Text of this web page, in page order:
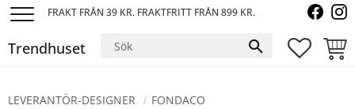
FRAKT FRÅN 39 KR. FRAKTFRITT FRÅN 899 KR.
Trendhuset
LEVERANTÖR-DESIGNER FONDACO